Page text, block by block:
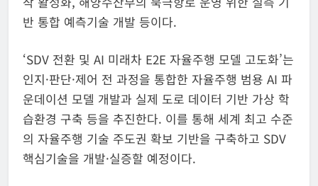
반 통합 예측기술 개발 등이다.
‘SDV 전환 및 AI 미래차 E2E 자율주행 모델 고도화’는
인지·판단·제어 전 과정을 통합한 자율주행 범용 AI 파
운데이션 모델 개발과 실제 도로 데이터 기반 가상 학
습환경 구축 등을 추진한다. 이를 통해 세계 최고 수준
의 자율주행 기술 주도권 확보 기반을 구축하고 SDV
핵심기술을 개발·실증할 예정이다.